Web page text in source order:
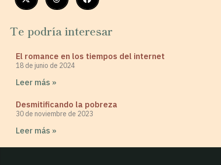
Te podría interesar
El romance en los tiempos del internet
18 de junio de 2024
Leer más »
Desmitificando la pobreza
30 de noviembre de 2023
Leer más »